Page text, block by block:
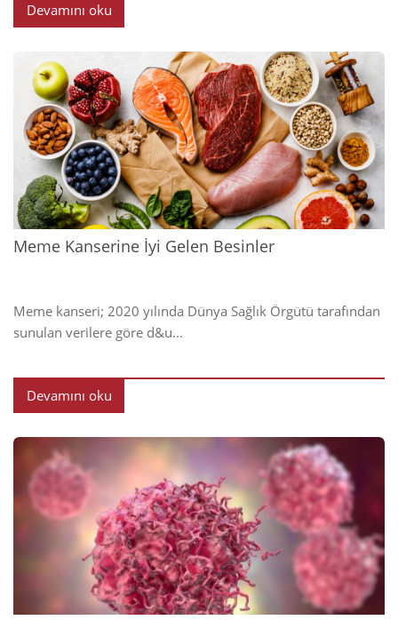
Devamını oku
2024
Meme Kanserine İyi Gelen Besinler
Meme kanseri; 2020 yılında Dünya Sağlık Örgütü tarafından
sunulan verilere göre d&u...
Devamını oku
2024